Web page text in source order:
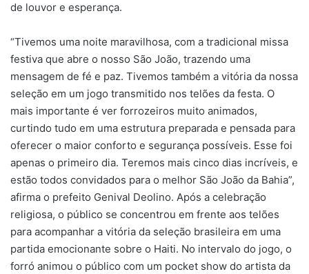
de louvor e esperança.
“Tivemos uma noite maravilhosa, com a tradicional missa
festiva que abre o nosso São João, trazendo uma
mensagem de fé e paz. Tivemos também a vitória da nossa
seleção em um jogo transmitido nos telões da festa. O
mais importante é ver forrozeiros muito animados,
curtindo tudo em uma estrutura preparada e pensada para
oferecer o maior conforto e segurança possíveis. Esse foi
apenas o primeiro dia. Teremos mais cinco dias incríveis, e
estão todos convidados para o melhor São João da Bahia”,
afirma o prefeito Genival Deolino. Após a celebração
religiosa, o público se concentrou em frente aos telões
para acompanhar a vitória da seleção brasileira em uma
partida emocionante sobre o Haiti. No intervalo do jogo, o
forró animou o público com um pocket show do artista da